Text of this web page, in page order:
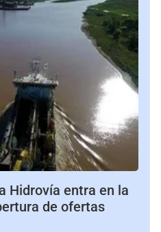
Hidrovía entra en la
de ofertas